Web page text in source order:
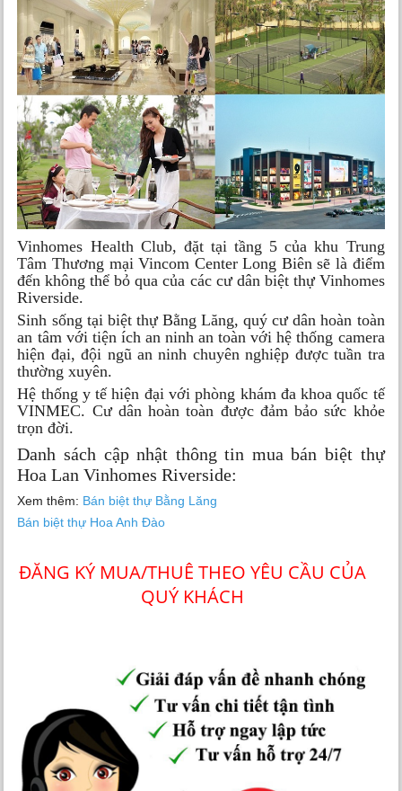
Vinhomes Health Club, đặt tại tầng 5 của khu Trung
Tâm Thương mại Vincom Center Long Biên sẽ là điểm
đến không thể bỏ qua của các cư dân biệt thự Vinhomes
Riverside.
Sinh sống tại biệt thự Bằng Lăng, quý cư dân hoàn toàn
an tâm với tiện ích an ninh an toàn với hệ thống camera
hiện đại, đội ngũ an ninh chuyên nghiệp được tuần tra
thường xuyên.
Hệ thống y tế hiện đại với phòng khám đa khoa quốc tế
VINMEC. Cư dân hoàn toàn được đảm bảo sức khỏe
trọn đời.
Danh sách cập nhật thông tin mua bán biệt thự
Hoa Lan Vinhomes Riverside:
Xem thêm: Bán biệt thự Bằng Lăng
Bán biệt thự Hoa Anh Đào
ĐĂNG KÝ MUA/THUÊ THEO YÊU CẦU CỦA
QUÝ KHÁCH